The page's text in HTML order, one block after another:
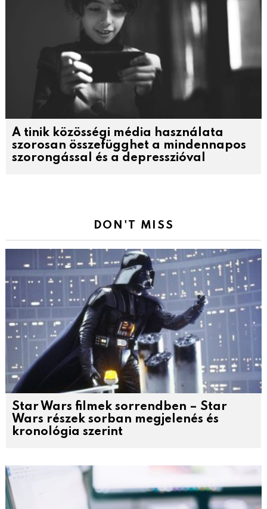
A tinik közösségi média használata
szorosan összefügghet a mindennapos
szorongással és a depresszióval
DON'T MISS
Star Wars filmek sorrendben – Star
Wars részek sorban megjelenés és
kronológia szerint